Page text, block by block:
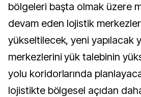
bölgeleri başta olmak üzere
devam eden lojistik
yükseltilecek, yeni yapılacak
merkezlerini yük talebinin
yolu koridorlarında
lojistikte bölgesel açıdan